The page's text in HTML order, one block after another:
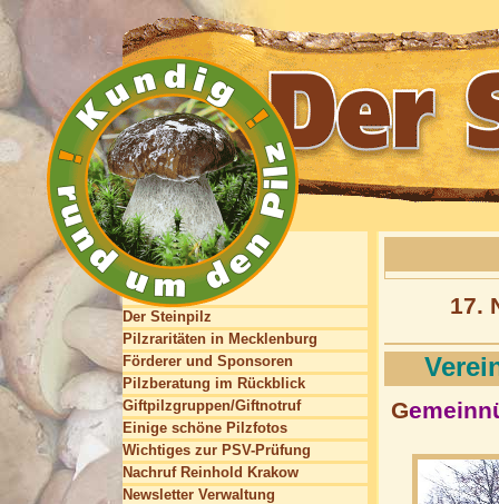
17.
G
Der Steinpilz
Pilzraritäten in Mecklenburg
Förderer und Sponsoren
Pilzberatung im Rückblick
Giftpilzgruppen/Giftnotruf
Einige schöne Pilzfotos
Wichtiges zur PSV-Prüfung
Nachruf Reinhold Krakow
Newsletter Verwaltung